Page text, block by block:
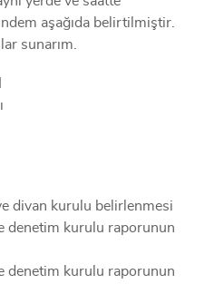
aşağıda belirtilmiştir.
sunarım.
ve divan kurulu belirlenmesi
denetim kurulu raporunun
denetim kurulu raporunun